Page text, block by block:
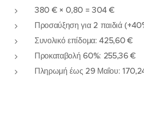
380 € × 0,80 = 304 €
Προσαύξηση για 2 παιδιά
Συνολικό επίδομα: 425,60 €
Προκαταβολή 60%: 255,36 €
Πληρωμή έως 29 Μαΐου: